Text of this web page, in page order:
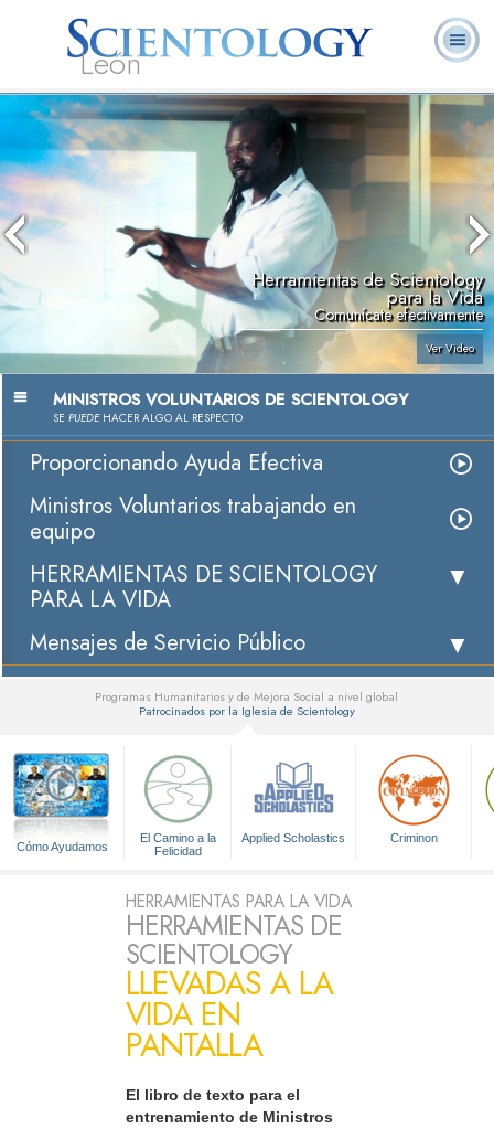
León
L. Ronald
Hubbard
¿Qué es
Scientology?
Ministros
Voluntarios
Preguntas
Frecuentes
Libros
Herramientas de Scientology
para la Vida
Comunícate efectivamente
Ver Video
MINISTROS VOLUNTARIOS DE SCIENTOLOGY
SE PUEDEHACER ALGO AL RESPECTO
Proporcionando Ayuda Efectiva
Ministros Voluntarios trabajando en
equipo
HERRAMIENTAS DE SCIENTOLOGY
PARA LA VIDA
Mensajes de Servicio Público
Programas Humanitarios y de Mejora Social a nivel global
Patrocinados por la Iglesia de Scientology
Cómo Ayudamos
El Camino a la
Felicidad
Applied Scholastics Criminon
HERRAMIENTAS PARA LA VIDA
HERRAMIENTAS DE
SCIENTOLOGY
LLEVADAS A LA
VIDA EN
PANTALLA
El libro de texto para el
entrenamiento de Ministros